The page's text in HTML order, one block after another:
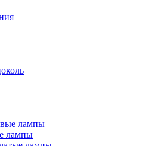
лампы
лампы